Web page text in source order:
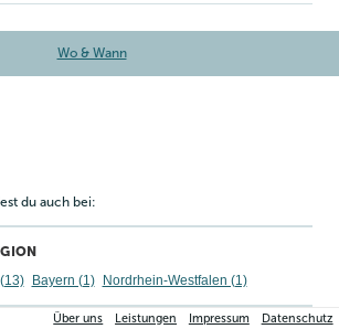
Wo & Wann
du auch bei:
Bayern (1) Nordrhein-Westfalen (1)
Über uns Leistungen Impressum Datenschutz